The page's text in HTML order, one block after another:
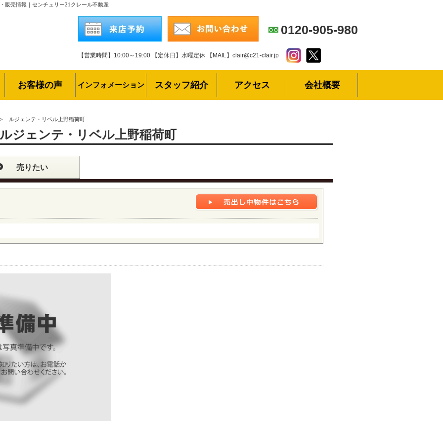
販売情報｜センチュリー21クレール不動産
0120-905-980
【営業時間】10:00～19:00 【定休日】水曜定休 【MAIL】clair@c21-clair.jp
お客様の声 インフォメーション スタッフ紹介 アクセス 会社概要
ルジェンテ・リベル上野稲荷町
ジェンテ・リベル上野稲荷町
売りたい